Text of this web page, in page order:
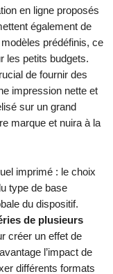
en ligne proposés
également de
prédéfinis, ce
les petits budgets.
de fournir des
impression nette et
sur un grand
marque et nuira à la
imprimé : le choix
type de base
du dispositif.
de plusieurs
créer un effet de
l’impact de
différents formats